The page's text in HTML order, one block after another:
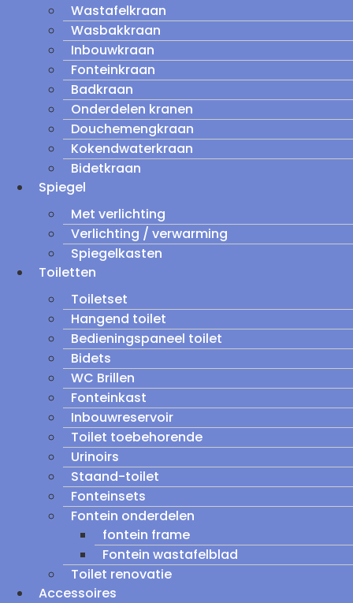
Wastafelkraan
Wasbakkraan
Inbouwkraan
Fonteinkraan
Badkraan
Onderdelen kranen
Douchemengkraan
Kokendwaterkraan
Bidetkraan
Spiegel
Met verlichting
Verlichting / verwarming
Spiegelkasten
Toiletten
Toiletset
Hangend toilet
Bedieningspaneel toilet
Bidets
WC Brillen
Fonteinkast
Inbouwreservoir
Toilet toebehorende
Urinoirs
Staand-toilet
Fonteinsets
Fontein onderdelen
fontein frame
Fontein wastafelblad
Toilet renovatie
Accessoires